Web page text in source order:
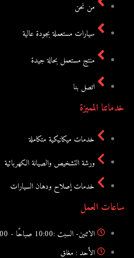
من نحن
سيارات مستعملة بجودة عالية
منتج مستعمل بحالة جيدة
اتصل بنا
خدماتنا المميزة
خدمات ميكانيكية متكاملة
ورشة التشخيص والصيانة الكهربائية
خدمات إصلاح ودهان السيارات
ساعات العمل
الاثنين- السبت :10:00 صباحًا - 07:00 مساءً
الأحد : مغلق